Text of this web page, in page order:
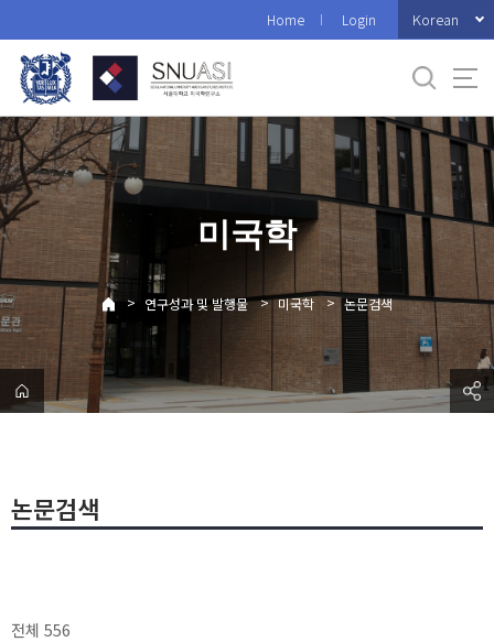
로
메
뉴
Home Login Korean
미국학
> 연구성과 및 발행물 > 미국학 > 논문검색
논문검색
전체 556